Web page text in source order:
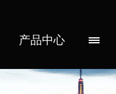
产品中心